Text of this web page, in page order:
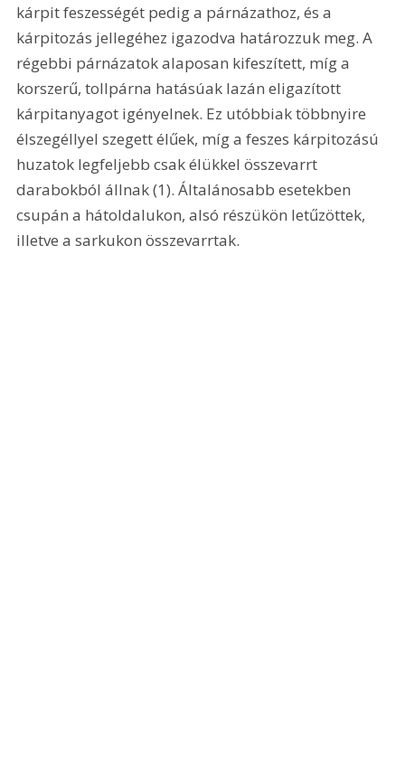
kárpit feszességét pedig a párnázathoz, és a
kárpitozás jellegéhez igazodva határozzuk meg. A
régebbi párnázatok alaposan kifeszített, míg a
korszerű, tollpárna hatásúak lazán eligazított
kárpitanyagot igényelnek. Ez utóbbiak többnyire
élszegéllyel szegett élűek, míg a feszes kárpitozású
huzatok legfeljebb csak élükkel összevarrt
darabokból állnak (1). Általánosabb esetekben
csupán a hátoldalukon, alsó részükön letűzöttek,
illetve a sarkukon összevarrtak.